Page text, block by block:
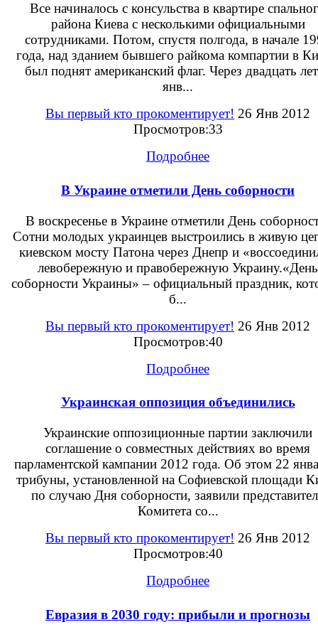
Все начиналось с консульства в квартире
района Киева с несколькими официальными
сотрудниками. Потом, спустя полгода, в начале
года, над зданием бывшего райкома компартии в
был поднят американский флаг. Через двадцать
янв...
Вы первый кто прокоментирует! 26 Янв 2012
Просмотров:33
Подробнее
В Украине отметили День соборности
В воскресенье в Украине отметили День
Сотни молодых украинцев выстроились в живую
киевском мосту Патона через Днепр и
левобережную и правобережную Украину.«День
соборности Украины» – официальный праздник,
б...
Вы первый кто прокоментирует! 26 Янв 2012
Просмотров:40
Подробнее
Украинская оппозиция объединились
Украинские оппозиционные партии заключили
соглашение о совместных действиях во время
парламентской кампании 2012 года. Об этом 22
трибуны, установленной на Софиевской площади
по случаю Дня соборности, заявили
Комитета со...
Вы первый кто прокоментирует! 26 Янв 2012
Просмотров:40
Подробнее
Евразия в 2030 году: прибыли и прогнозы